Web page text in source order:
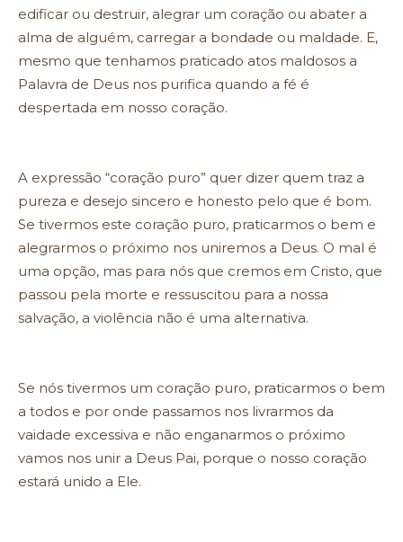
edificar ou destruir, alegrar um coração ou abater a
alma de alguém, carregar a bondade ou maldade. E,
mesmo que tenhamos praticado atos maldosos a
Palavra de Deus nos purifica quando a fé é
despertada em nosso coração.
A expressão “coração puro” quer dizer quem traz a
pureza e desejo sincero e honesto pelo que é bom.
Se tivermos este coração puro, praticarmos o bem e
alegrarmos o próximo nos uniremos a Deus. O mal é
uma opção, mas para nós que cremos em Cristo, que
passou pela morte e ressuscitou para a nossa
salvação, a violência não é uma alternativa.
Se nós tivermos um coração puro, praticarmos o bem
a todos e por onde passamos nos livrarmos da
vaidade excessiva e não enganarmos o próximo
vamos nos unir a Deus Pai, porque o nosso coração
estará unido a Ele.